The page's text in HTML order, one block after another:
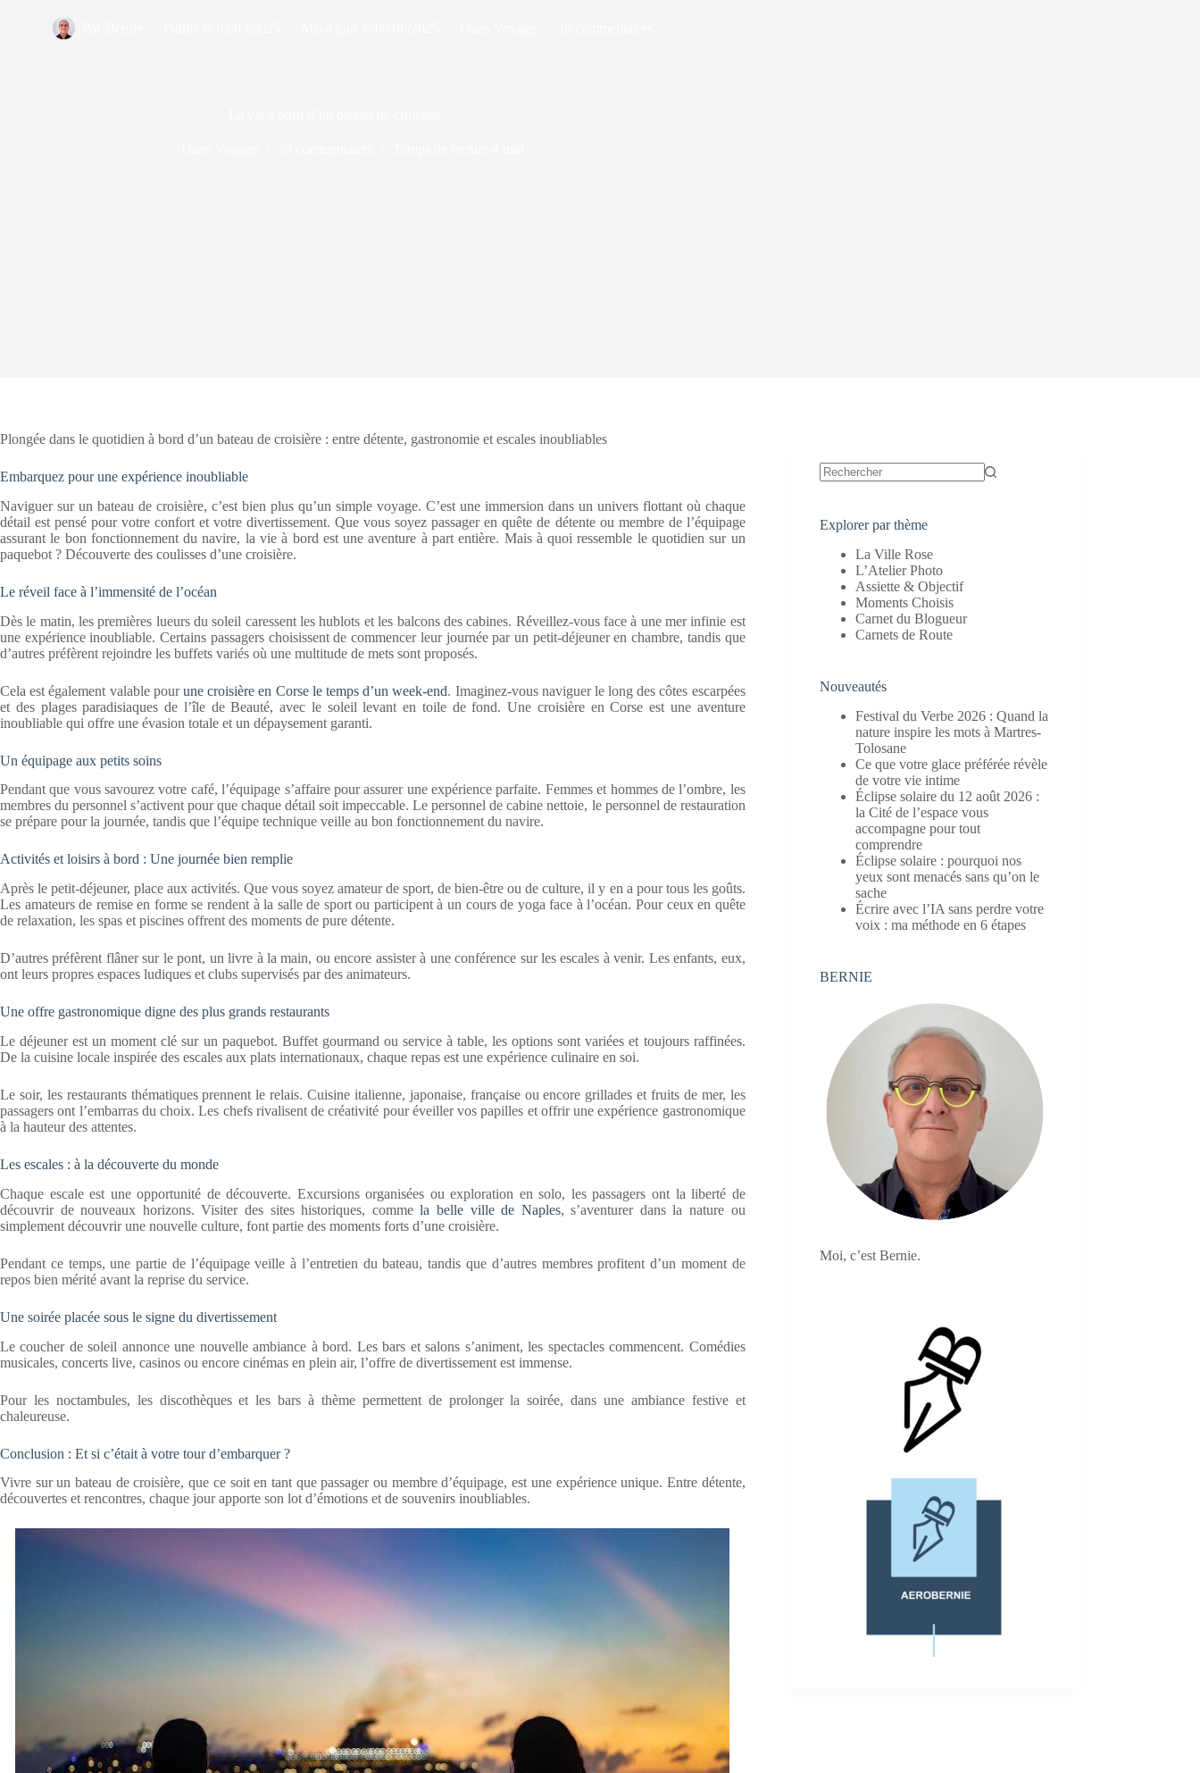
Plongée dans le quotidien à bord d’un bateau de croisière : entre détente, gastronomie et escales inoubliables
Embarquez pour une expérience inoubliable
Naviguer sur un bateau de croisière, c’est bien plus qu’un simple voyage. C’est une immersion dans un univers flottant où chaque
détail est pensé pour votre confort et votre divertissement. Que vous soyez passager en quête de détente ou membre de l’équipage
assurant le bon fonctionnement du navire, la vie à bord est une aventure à part entière. Mais à quoi ressemble le quotidien sur un
paquebot ? Découverte des coulisses d’une croisière.
Le réveil face à l’immensité de l’océan
Dès le matin, les premières lueurs du soleil caressent les hublots et les balcons des cabines. Réveillez-vous face à une mer infinie est
une expérience inoubliable. Certains passagers choisissent de commencer leur journée par un petit-déjeuner en chambre, tandis que
d’autres préfèrent rejoindre les buffets variés où une multitude de mets sont proposés.
Cela est également valable pourune croisière en Corse le temps d’un week-end. Imaginez-vous naviguer le long des côtes escarpées
et des plages paradisiaques de l’île de Beauté, avec le soleil levant en toile de fond. Une croisière en Corse est une aventure
inoubliable qui offre une évasion totale et un dépaysement garanti.
Un équipage aux petits soins
Pendant que vous savourez votre café, l’équipage s’affaire pour assurer une expérience parfaite. Femmes et hommes de l’ombre, les
membres du personnel s’activent pour que chaque détail soit impeccable. Le personnel de cabine nettoie, le personnel de restauration
se prépare pour la journée, tandis que l’équipe technique veille au bon fonctionnement du navire.
Activités et loisirs à bord : Une journée bien remplie
Après le petit-déjeuner, place aux activités. Que vous soyez amateur de sport, de bien-être ou de culture, il y en a pour tous les goûts.
Les amateurs de remise en forme se rendent à la salle de sport ou participent à un cours de yoga face à l’océan. Pour ceux en quête
de relaxation, les spas et piscines offrent des moments de pure détente.
D’autres préfèrent flâner sur le pont, un livre à la main, ou encore assister à une conférence sur les escales à venir. Les enfants, eux,
ont leurs propres espaces ludiques et clubs supervisés par des animateurs.
Une offre gastronomique digne des plus grands restaurants
Le déjeuner est un moment clé sur un paquebot. Buffet gourmand ou service à table, les options sont variées et toujours raffinées.
De la cuisine locale inspirée des escales aux plats internationaux, chaque repas est une expérience culinaire en soi.
Le soir, les restaurants thématiques prennent le relais. Cuisine italienne, japonaise, française ou encore grillades et fruits de mer, les
passagers ont l’embarras du choix. Les chefs rivalisent de créativité pour éveiller vos papilles et offrir une expérience gastronomique
à la hauteur des attentes.
Les escales : à la découverte du monde
Chaque escale est une opportunité de découverte. Excursions organisées ou exploration en solo, les passagers ont la liberté de
découvrir de nouveaux horizons. Visiter des sites historiques, commela belle ville de Naples, s’aventurer dans la nature ou
simplement découvrir une nouvelle culture, font partie des moments forts d’une croisière.
Pendant ce temps, une partie de l’équipage veille à l’entretien du bateau, tandis que d’autres membres profitent d’un moment de
repos bien mérité avant la reprise du service.
Une soirée placée sous le signe du divertissement
Le coucher de soleil annonce une nouvelle ambiance à bord. Les bars et salons s’animent, les spectacles commencent. Comédies
musicales, concerts live, casinos ou encore cinémas en plein air, l’offre de divertissement est immense.
Pour les noctambules, les discothèques et les bars à thème permettent de prolonger la soirée, dans une ambiance festive et
chaleureuse.
Conclusion : Et si c’était à votre tour d’embarquer ?
Vivre sur un bateau de croisière, que ce soit en tant que passager ou membre d’équipage, est une expérience unique. Entre détente,
découvertes et rencontres, chaque jour apporte son lot d’émotions et de souvenirs inoubliables.
Explorer par thème
La Ville Rose
L’Atelier Photo
Assiette & Objectif
Moments Choisis
Carnet du Blogueur
Carnets de Route
Nouveautés
Festival du Verbe 2026 : Quand la
nature inspire les mots à Martres-
Tolosane
Ce que votre glace préférée révèle
de votre vie intime
Éclipse solaire du 12 août 2026 :
la Cité de l’espace vous
accompagne pour tout
comprendre
Éclipse solaire : pourquoi nos
yeux sont menacés sans qu’on le
sache
Écrire avec l’IA sans perdre votre
voix : ma méthode en 6 étapes
BERNIE
Moi, c’est Bernie.